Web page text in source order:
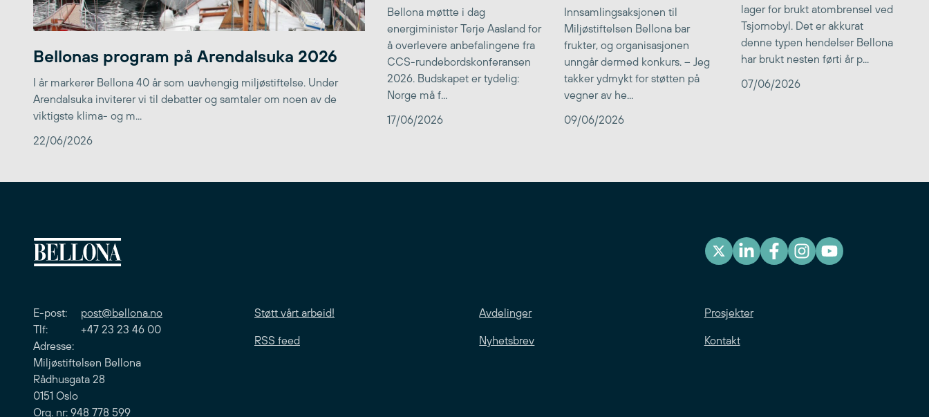
Bellonas program på Arendalsuka 2026
I år markerer Bellona 40 år som uavhengig miljøstiftelse. Under
Arendalsuka inviterer vi til debatter og samtaler om noen av de
viktigste klima- og m...
22/06/2026
Bellona møttte i dag
energiminister Terje Aasland for
å overlevere anbefalingene fra
CCS-rundebordskonferansen
2026. Budskapet er tydelig:
Norge må f...
17/06/2026
Innsamlingsaksjonen til
Miljøstiftelsen Bellona bar
frukter, og organisasjonen
unngår dermed konkurs. – Jeg
takker ydmykt for støtten på
vegner av he...
09/06/2026
lager for brukt atombrensel ved
Tsjornobyl. Det er akkurat
denne typen hendelser Bellona
har brukt nesten førti år p...
07/06/2026
E-post: post@bellona.no
Tlf: +47 23 23 46 00
Adresse:
Miljøstiftelsen Bellona
Rådhusgata 28
0151 Oslo
Org. nr: 948 778 599
Støtt vårt arbeid! Avdelinger Prosjekter
RSS feed Nyhetsbrev Kontakt